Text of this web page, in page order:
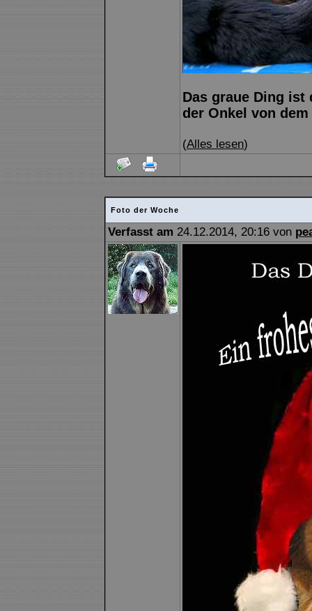
Das graue Ding ist
der Onkel von
(Alles lesen)
Foto der Woche
Verfasst am 24.12.2014, 20:16 von